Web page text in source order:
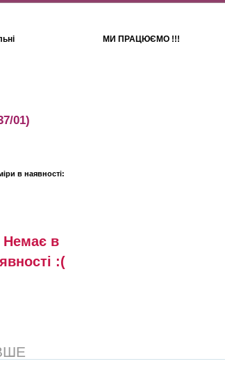
МИ ПРАЦЮЄМО !!!
01)
в наявності:
Немає в
:(